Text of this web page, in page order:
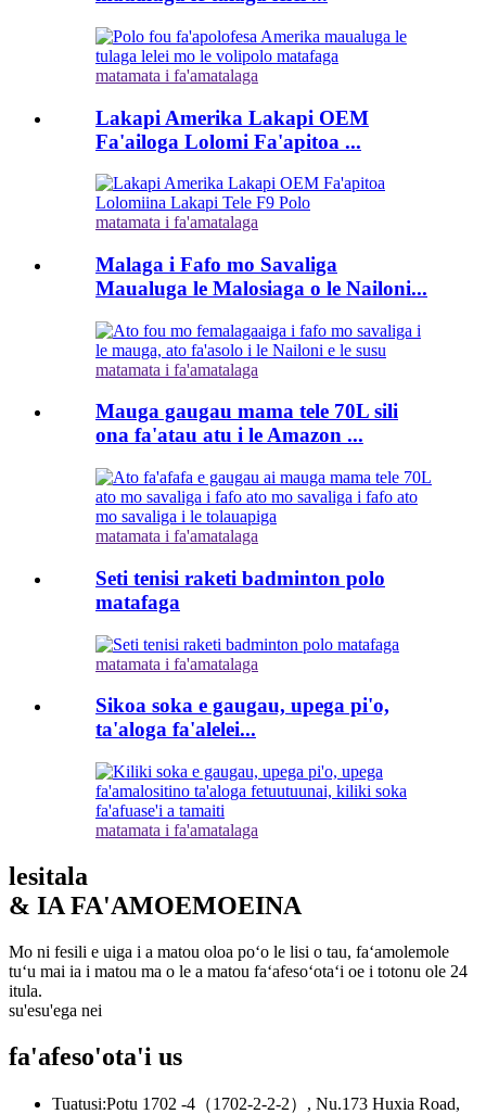
matamata i fa'amatalaga
Lakapi Amerika Lakapi OEM
Fa'ailoga Lolomi Fa'apitoa ...
matamata i fa'amatalaga
Malaga i Fafo mo Savaliga
Maualuga le Malosiaga o le Nailoni...
matamata i fa'amatalaga
Mauga gaugau mama tele 70L sili
ona fa'atau atu i le Amazon ...
matamata i fa'amatalaga
Seti tenisi raketi badminton polo
matafaga
matamata i fa'amatalaga
Sikoa soka e gaugau, upega pi'o,
ta'aloga fa'alelei...
matamata i fa'amatalaga
lesitala
& IA FA'AMOEMOEINA
Mo ni fesili e uiga i a matou oloa poʻo le lisi o tau, faʻamolemole
tuʻu mai ia i matou ma o le a matou faʻafesoʻotaʻi oe i totonu ole 24
itula.
su'esu'ega nei
fa'afeso'ota'i us
Tuatusi:Potu 1702 -4（1702-2-2-2）, Nu.173 Huxia Road,